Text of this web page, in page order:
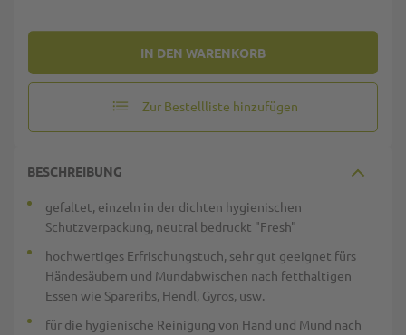
IN DEN WARENKORB
Zur Bestellliste hinzufügen
BESCHREIBUNG
gefaltet, einzeln in der dichten hygienischen
Schutzverpackung, neutral bedruckt "Fresh"
hochwertiges Erfrischungstuch, sehr gut geeignet fürs
Händesäubern und Mundabwischen nach fetthaltigen
Essen wie Spareribs, Hendl, Gyros, usw.
für die hygienische Reinigung von Hand und Mund nach